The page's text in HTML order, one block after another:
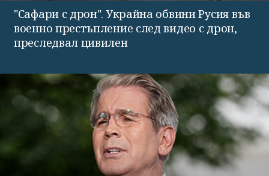
"Сафари с дрон". Украйна обвини Русия във
военно престъпление след видео с дрон,
преследвал цивилен